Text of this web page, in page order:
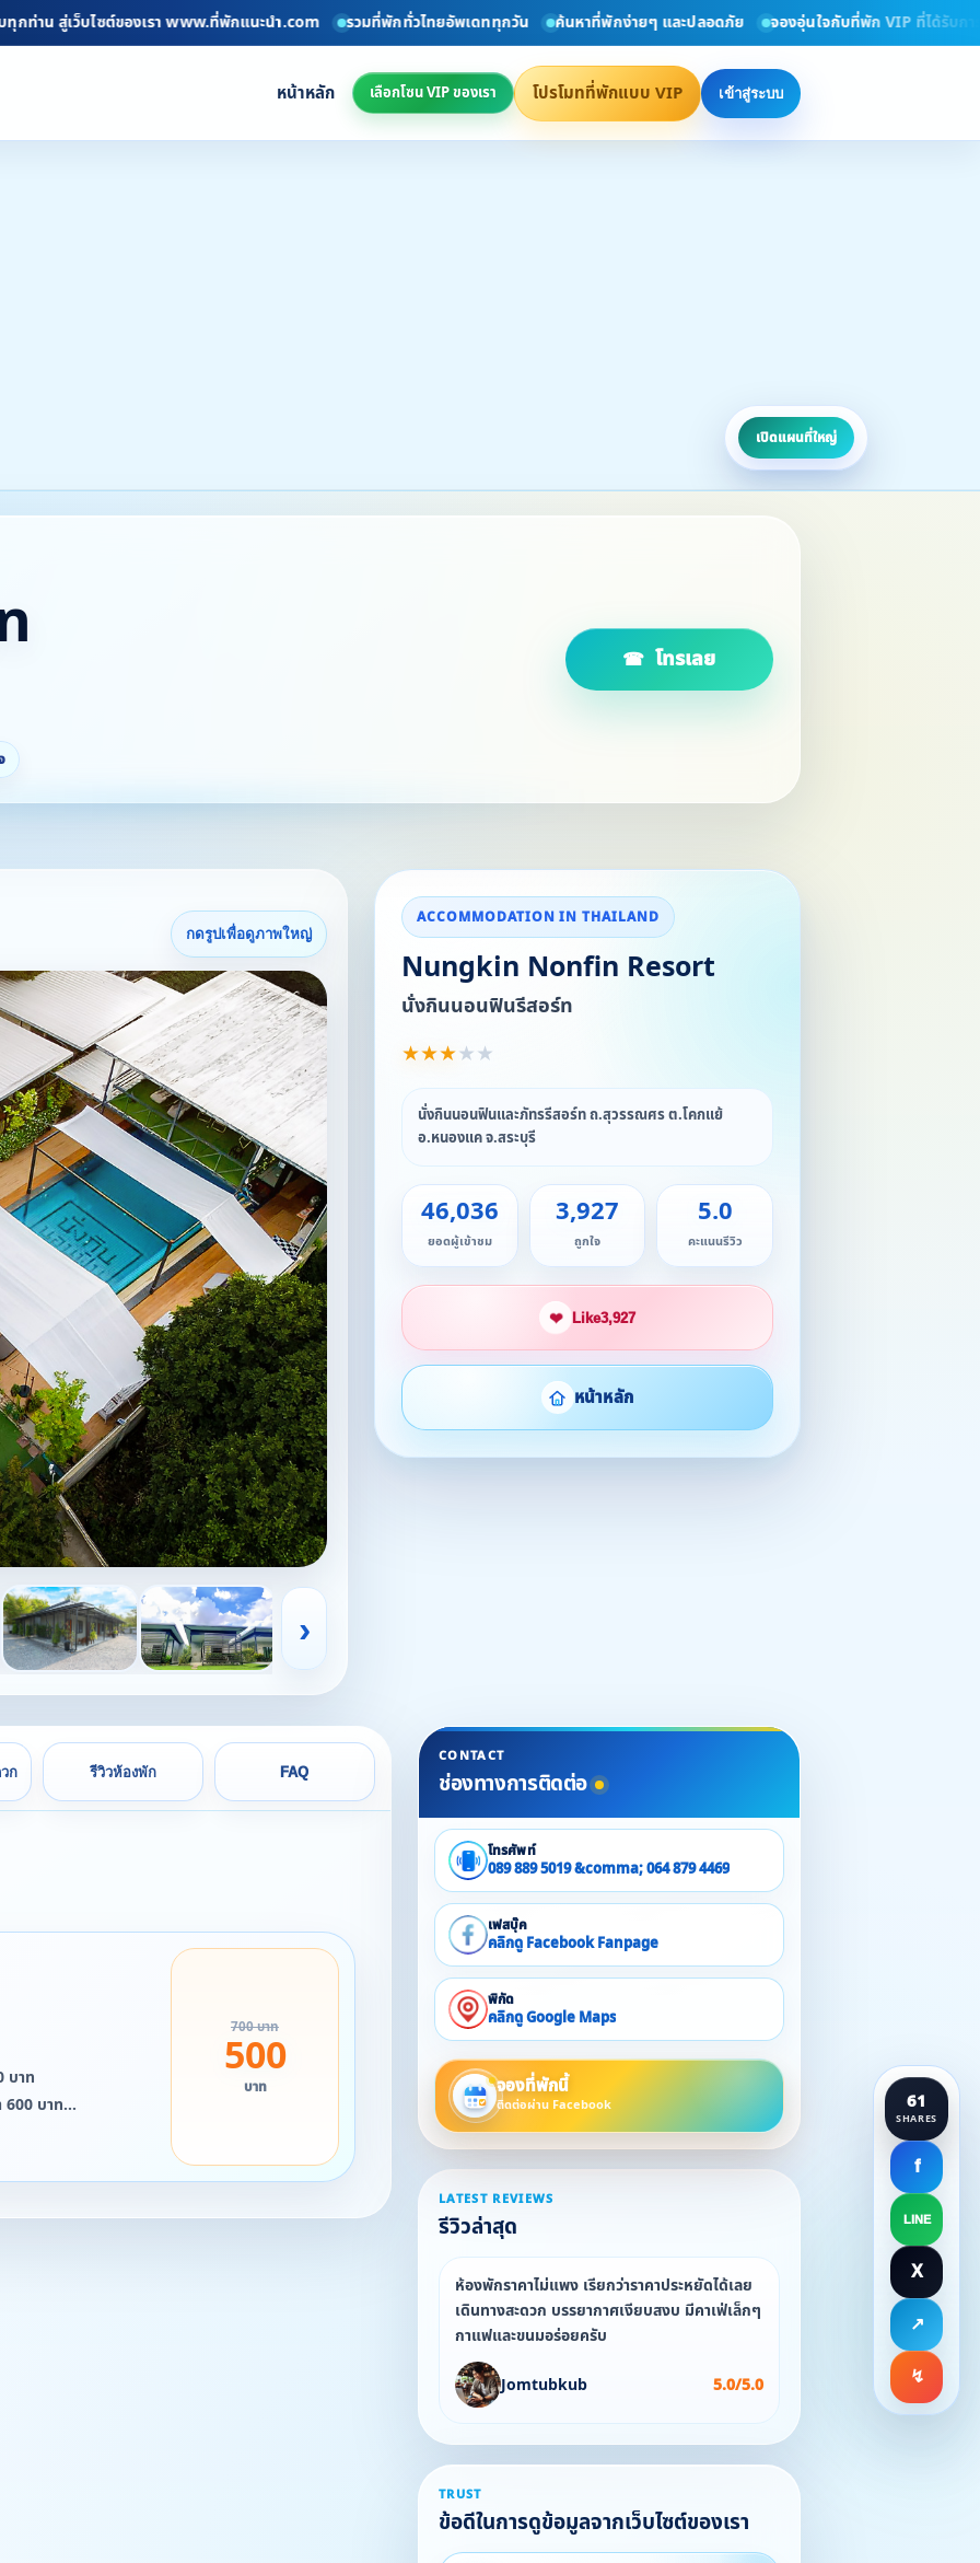
ว็บไซต์ของเรา www.ที่พักแนะนำ.com รวมที่พักทั่วไทยอัพเดททุกวัน ค้นหาที่พักง่ายๆ และปลอดภัย จองอุ่นใจกับที่พัก VIP ที่ได้รับการตรวจส
หน้าหลัก เลือกโซน VIP ของเรา โปรโมทที่พักแบบ VIP เข้าสู่ระบบ
61
SHARES
f
LINE
X
↗
↯
เปิดแผนที่ใหญ่
โทรเลย
กดรูปเพื่อดูภาพใหญ่
›
ACCOMMODATION IN THAILAND
Nungkin Nonfin Resort
นั่งกินนอนฟินรีสอร์ท
★★★★★
นั่งกินนอนฟินและภัทรรีสอร์ท ถ.สุวรรณศร ต.โคกแย้
อ.หนองแค จ.สระบุรี
46,036
ยอดผู้เข้าชม
3,927
ถูกใจ
5.0
คะแนนรีวิว
❤ Like3,927
หน้าหลัก
ก รีวิวห้องพัก FAQ
บาท
600 บาท
700 บาท
500
บาท
CONTACT
ช่องทางการติดต่อ
โทรศัพท์
089 889 5019 &comma; 064 879 4469
เฟสบุ๊ค
คลิกดู Facebook Fanpage
พิกัด
คลิกดู Google Maps
จองที่พักนี้
ติดต่อผ่าน Facebook
LATEST REVIEWS
รีวิวล่าสุด
ห้องพักราคาไม่แพง เรียกว่าราคาประหยัดได้เลย
เดินทางสะดวก บรรยากาศเงียบสงบ มีคาเฟ่เล็กๆ
กาแฟและขนมอร่อยครับ
Jomtubkub 5.0/5.0
TRUST
ข้อดีในการดูข้อมูลจากเว็บไซต์ของเรา